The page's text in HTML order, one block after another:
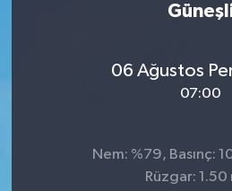
06 Ağustos
07:00
Nem: %79, Basınç:
Rüzgar: